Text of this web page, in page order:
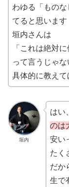
わゆる「もの
てると思います
垣内さんは
「これは絶対に
って言うじゃ
具体的に教えて
垣内
はい、
のは
安い
たく
だか
生で